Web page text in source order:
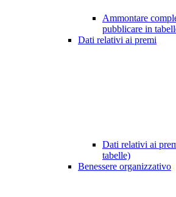
Ammontare
pubblicare in
Dati relativi ai premi
Dati relativi ai
tabelle)
Benessere organizzativo